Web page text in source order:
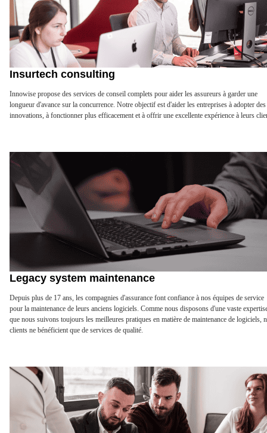
Insurtech consulting
Innowise propose des services de conseil complets pour aider les assureurs à garder une
longueur d'avance sur la concurrence. Notre objectif est d'aider les entreprises à adopter des
innovations, à fonctionner plus efficacement et à offrir une excellente expérience à leurs
Legacy system maintenance
Depuis plus de 17 ans, les compagnies d'assurance font confiance à nos équipes de service
pour la maintenance de leurs anciens logiciels. Comme nous disposons d'une vaste
que nous suivons toujours les meilleures pratiques en matière de maintenance de logiciels,
clients ne bénéficient que de services de qualité.